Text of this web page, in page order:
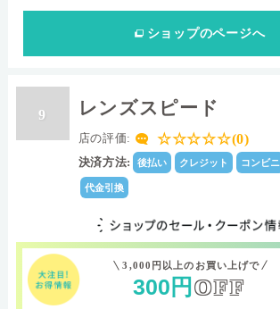
ショップのページへ
9 レンズスピード
店の評価: ☆☆☆☆☆(0)
決済方法: 後払い クレジット コンビニ
代金引換
3,000円以上のお買い上げで
300 円 OFF